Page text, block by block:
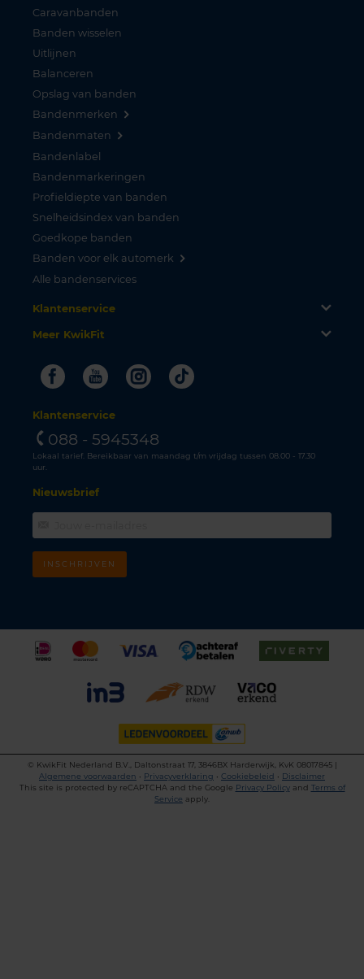
Caravanbanden
Banden wisselen
Uitlijnen
Balanceren
Opslag van banden
Bandenmerken
Bandenmaten
Bandenlabel
Bandenmarkeringen
Profieldiepte van banden
Snelheidsindex van banden
Goedkope banden
Banden voor elk automerk
Alle bandenservices
Klantenservice
Meer KwikFit
FacebookYoutubeInstagram
Tiktok
Klantenservice
088 - 5945348
Lokaal tarief. Bereikbaar van maandag t/m vrijdag tussen 08.00 - 17.30
uur.
Nieuwsbrief
INSCHRIJVEN
©
KwikFit Nederland B.V., Daltonstraat 17, 3846BX Harderwijk, KvK 08017845 |
Algemene voorwaarden • Privacyverklaring • Cookiebeleid • Disclaimer
This site is protected by reCAPTCHA and the Google Privacy Policyand Terms of
Service apply.